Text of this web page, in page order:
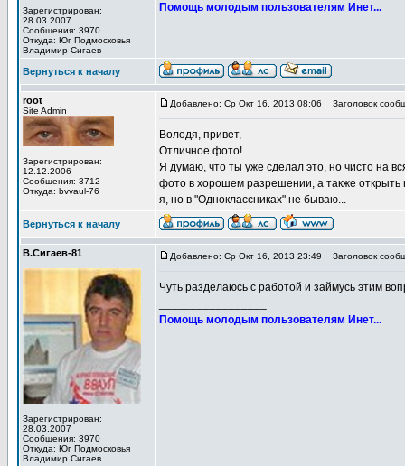
Зарегистрирован:
28.03.2007
Сообщения: 3970
Откуда: Юг Подмосковья
Владимир Сигаев
Помощь молодым пользователям Инет...
Вернуться к началу
root
Site Admin
Зарегистрирован:
12.12.2006
Сообщения: 3712
Откуда: bvvaul-76
Добавлено: Ср Окт 16, 2013 08:06 Заголовок
Володя, привет,
Отличное фото!
Я думаю, что ты уже сделал это, но чисто на
фото в хорошем разрешении, а также открыть
я, но в "Одноклассниках" не бываю...
Вернуться к началу
В.Сигаев-81
Зарегистрирован:
28.03.2007
Сообщения: 3970
Откуда: Юг Подмосковья
Владимир Сигаев
Добавлено: Ср Окт 16, 2013 23:49 Заголовок
Чуть разделаюсь с работой и займусь этим
Помощь молодым пользователям Инет...